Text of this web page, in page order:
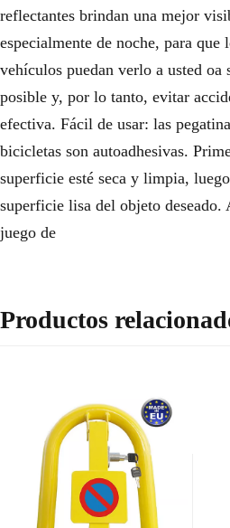
reflectantes brindan una mejor
especialmente de noche, para que
vehículos puedan verlo a usted
posible y, por lo tanto, evitar
efectiva. Fácil de usar: las
bicicletas son autoadhesivas.
superficie esté seca y limpia,
superficie lisa del objeto
juego de
Productos